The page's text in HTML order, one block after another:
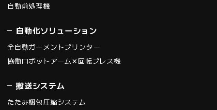
自動前処理機
自動化ソリューション
全自動ガーメントプリンター
協働ロボットアーム✕回転プレス機
搬送システム
たたみ梱包圧縮システム